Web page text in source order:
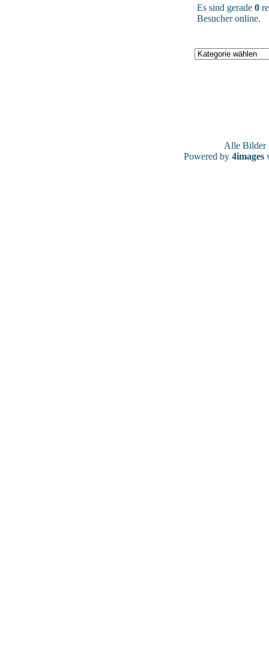
Es sind gerade 0
Besucher online.
Alle
Powered by 4images